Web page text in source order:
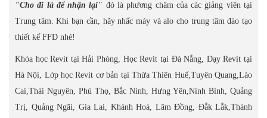
"Cho đi là để nhận lại" đó là phương châm của các giảng viên tại
Trung tâm. Khi bạn cần, hãy nhấc máy và alo cho trung tâm đào tạo
thiết kế FFD nhé!
Khóa học Revit tại Hải Phòng, Học Revit tại Đà Nẵng, Dạy Revit tại
Hà Nội, Lớp học Revit cơ bản tại Thừa Thiên Huế,Tuyên Quang,Lào
Cai,Thái Nguyên, Phú Thọ, Bắc Ninh, Hưng Yên,Ninh Bình, Quảng
Trị, Quảng Ngãi, Gia Lai, Khánh Hoà, Lâm Đồng, Đắk Lắk,Thành